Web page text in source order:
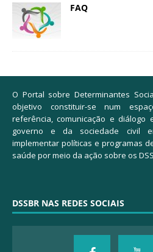
FAQ
O Portal sobre Determinantes
objetivo constituir-se num
referência, comunicação e
governo e da sociedade civil
implementar políticas e programas
saúde por meio da ação sobre os
DSSBR NAS REDES SOCIAIS